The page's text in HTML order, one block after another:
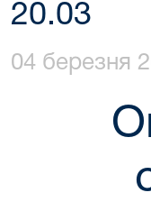
20.03
04 березня